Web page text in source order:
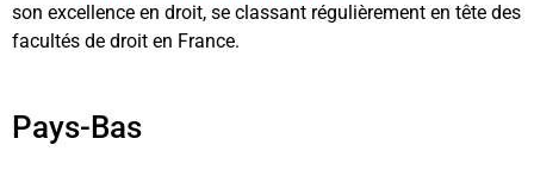
son excellence en droit, se classant régulièrement en tête des
facultés de droit en France.
Pays-Bas